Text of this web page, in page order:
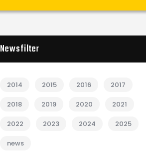
Newsfilter
2014 2015 2016 2017
2018 2019 2020 2021
2022 2023 2024 2025
news